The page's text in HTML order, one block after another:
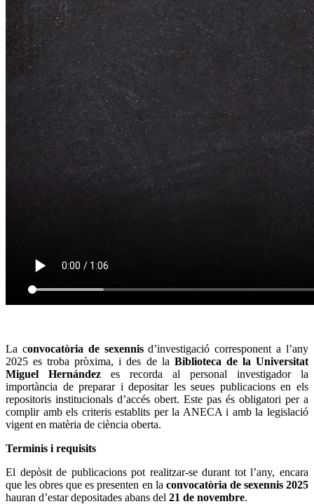
La convocatòria de sexennisd’investigació corresponent a l’any
2025 es troba pròxima, i des de la Biblioteca de la Universitat
Miguel Hernández es recorda al personal investigador la
importància de preparar i depositar les seues publicacions en els
repositoris institucionals d’accés obert. Este pas és obligatori per a
complir amb els criteris establits per la ANECA i amb la legislació
vigent en matèria de ciència oberta.
Terminis i requisits
El depòsit de publicacions pot realitzar-se durant tot l’any, encara
que les obres que es presenten en la convocatòria de sexennis 2025
hauran d’estar depositades abans del 21 de novembre.